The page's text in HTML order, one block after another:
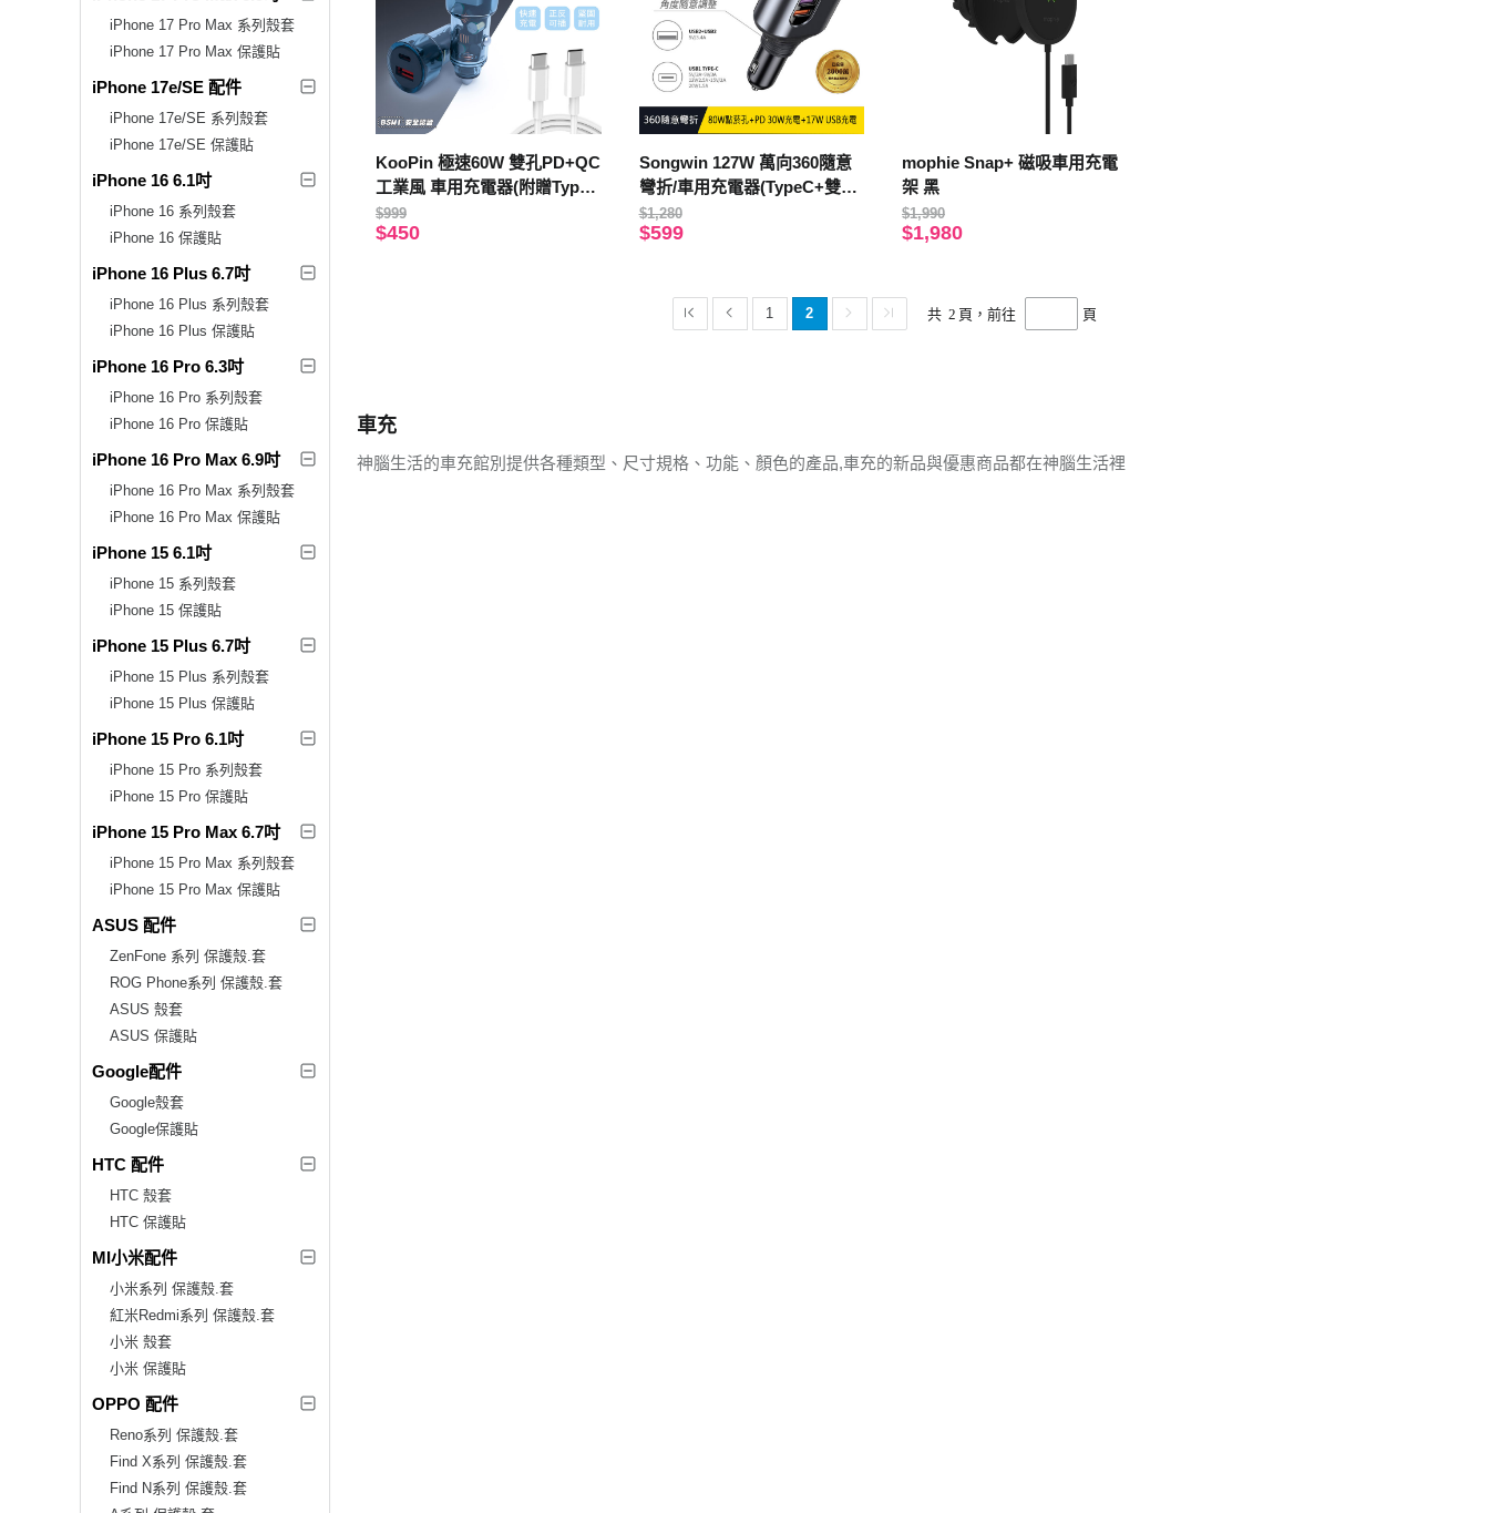
iPhone 17 Pro Max 系列殼套
iPhone 17 Pro Max 保護貼
iPhone 17e/SE 配件
iPhone 17e/SE 系列殼套
iPhone 17e/SE 保護貼
iPhone 16 6.1吋
iPhone 16 系列殼套
iPhone 16 保護貼
iPhone 16 Plus 6.7吋
iPhone 16 Plus 系列殼套
iPhone 16 Plus 保護貼
iPhone 16 Pro 6.3吋
iPhone 16 Pro 系列殼套
iPhone 16 Pro 保護貼
iPhone 16 Pro Max 6.9吋
iPhone 16 Pro Max 系列殼套
iPhone 16 Pro Max 保護貼
iPhone 15 6.1吋
iPhone 15 系列殼套
iPhone 15 保護貼
iPhone 15 Plus 6.7吋
iPhone 15 Plus 系列殼套
iPhone 15 Plus 保護貼
iPhone 15 Pro 6.1吋
iPhone 15 Pro 系列殼套
iPhone 15 Pro 保護貼
iPhone 15 Pro Max 6.7吋
iPhone 15 Pro Max 系列殼套
iPhone 15 Pro Max 保護貼
ASUS 配件
ZenFone 系列 保護殼.套
ROG Phone系列 保護殼.套
ASUS 殼套
ASUS 保護貼
Google配件
Google殼套
Google保護貼
HTC 配件
HTC 殼套
HTC 保護貼
MI小米配件
小米系列 保護殼.套
紅米Redmi系列 保護殼.套
小米 殼套
小米 保護貼
OPPO 配件
Reno系列 保護殼.套
Find X系列 保護殼.套
Find N系列 保護殼.套
KooPin 極速60W 雙孔PD+QC
工業風 車用充電器(附贈Type-
C充電線)
$999
$450
Songwin 127W 萬向360隨意
彎折/車用充電器(TypeC+雙US
B)
$1,280
$599
mophie Snap+ 磁吸車用充電
架 黑
$1,990
$1,980
1 2 共 2 頁，前往 頁
車充
神腦生活的車充館別提供各種類型、尺寸規格、功能、顏色的產品,車充的新品與優惠商品都在神腦生活裡